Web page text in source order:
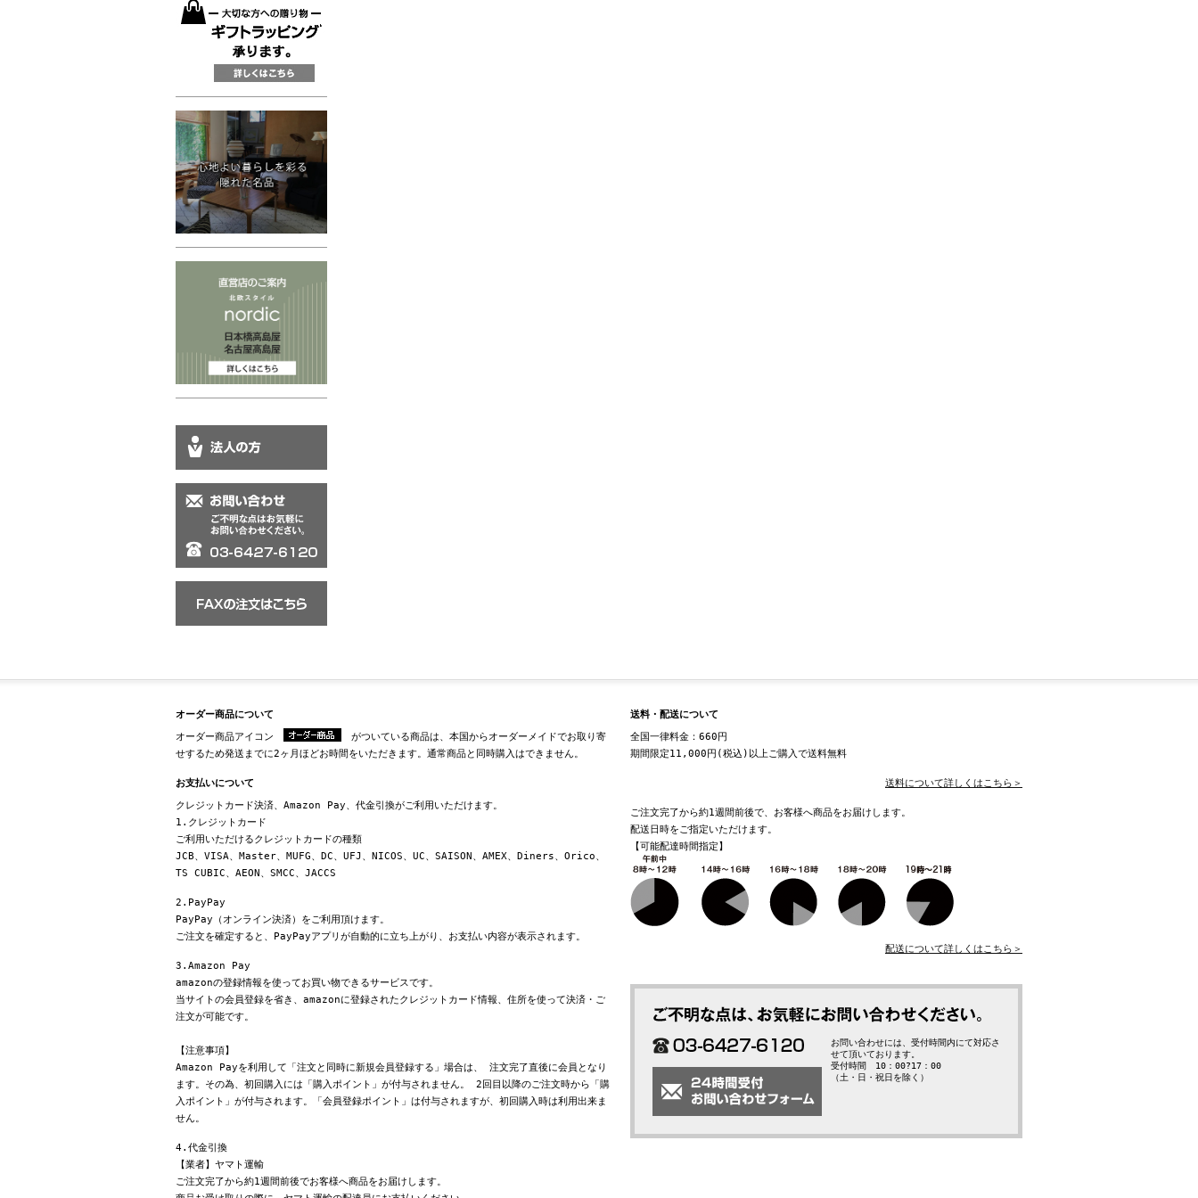
オーダー商品について
オーダー商品アイコン
がついている商品は、本国からオーダーメイドでお取り寄
せするため発送までに2ヶ月ほどお時間をいただきます。通常商品と同時購入はできません。
お支払いについて
クレジットカード決済、Amazon Pay、代金引換がご利用いただけます。
1.クレジットカード
ご利用いただけるクレジットカードの種類
JCB、VISA、Master、MUFG、DC、UFJ、NICOS、UC、SAISON、AMEX、Diners、Orico、
TS CUBIC、AEON、SMCC、JACCS
2.PayPay
PayPay（オンライン決済）をご利用頂けます。
ご注文を確定すると、PayPayアプリが自動的に立ち上がり、お支払い内容が表示されます。
3.Amazon Pay
amazonの登録情報を使ってお買い物できるサービスです。
当サイトの会員登録を省き、amazonに登録されたクレジットカード情報、住所を使って決済・ご
注文が可能です。
【注意事項】
Amazon Payを利用して「注文と同時に新規会員登録する」場合は、 注文完了直後に会員となり
ます。その為、初回購入には「購入ポイント」が付与されません。 2回目以降のご注文時から「購
入ポイント」が付与されます。「会員登録ポイント」は付与されますが、初回購入時は利用出来ま
せん。
4.代金引換
【業者】ヤマト運輸
ご注文完了から約1週間前後でお客様へ商品をお届けします。
送料・配送について
全国一律料金：660円
期間限定11,000円(税込)以上ご購入で送料無料
送料について詳しくはこちら＞
ご注文完了から約1週間前後で、お客様へ商品をお届けします。
配送日時をご指定いただけます。
【可能配達時間指定】
配送について詳しくはこちら＞
お問い合わせには、受付時間内にて対応さ
せて頂いております。
受付時間 10：00?17：00
（土・日・祝日を除く）